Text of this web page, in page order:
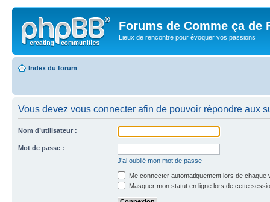
Forums de Comme ça de
Lieux de rencontre pour évoquer vos passions
Index du forum
Vous devez vous connecter afin de pouvoir répondre aux
Nom d’utilisateur :
Mot de passe :
J’ai oublié mon mot de passe
Me connecter automatiquement lors de chaque
Masquer mon statut en ligne lors de cette